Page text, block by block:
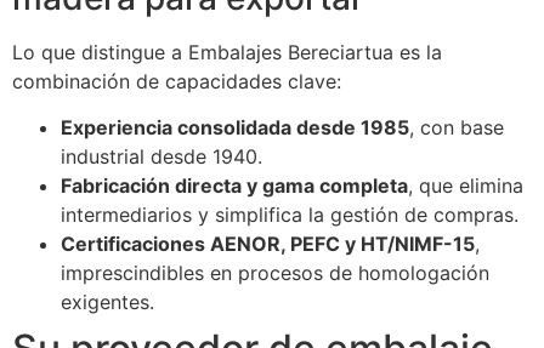
Lo que distingue a Embalajes Bereciartua es la
combinación de capacidades clave:
Experiencia consolidada desde 1985, con base
industrial desde 1940.
Fabricación directa y gama completa, que elimina
intermediarios y simplifica la gestión de compras.
Certificaciones AENOR, PEFC y HT/NIMF-15,
imprescindibles en procesos de homologación
exigentes.